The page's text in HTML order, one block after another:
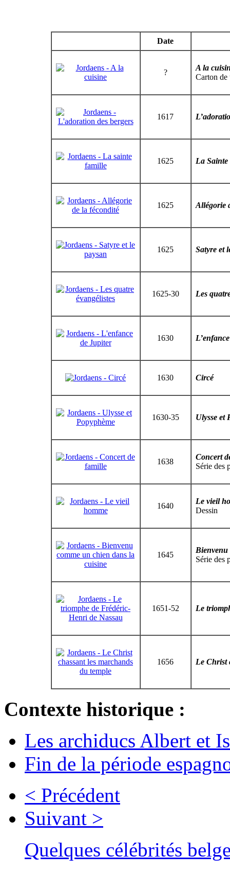
Date
?
A la
Carton de
1617
1625 La
1625 Allégorie
1625 Satyre et
1625-30 Les
1630
1630 Circé
1630-35 Ulysse et
1638
Concert
Série des
1640
Le vieil
Dessin
1645
Bienvenu
Série des
1651-52 Le
1656 Le Christ
Contexte historique :
Les archiducs Albert et
Fin de la période
< Précédent
Suivant >
Quelques célébrités